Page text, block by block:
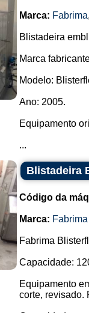
Marca: Fabrima
Blistadeira
Marca
Modelo:
Ano: 2005.
Equipamento
...
Blistadeira
Código da
Marca: Fabrima
Fabrima
Capacidade:
Equipamento
corte, revisado.